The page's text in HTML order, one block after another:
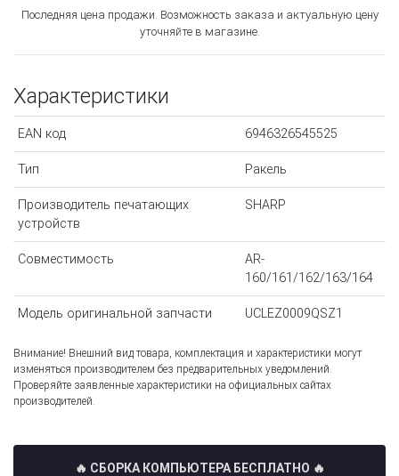
Последняя цена продажи. Возможность заказа и актуальную цену
уточняйте в магазине.
Характеристики
EAN код 6946326545525
Тип Ракель
Производитель печатающих
устройств
SHARP
Совместимость
AR-
160/161/162/163/164
Модель оригинальной запчасти UCLEZ0009QSZ1
Внимание! Внешний вид товара, комплектация и характеристики могут
изменяться производителем без предварительных уведомлений.
Проверяйте заявленные характеристики на официальных сайтах
производителей.
🔥 СБОРКА КОМПЬЮТЕРА БЕСПЛАТНО 🔥